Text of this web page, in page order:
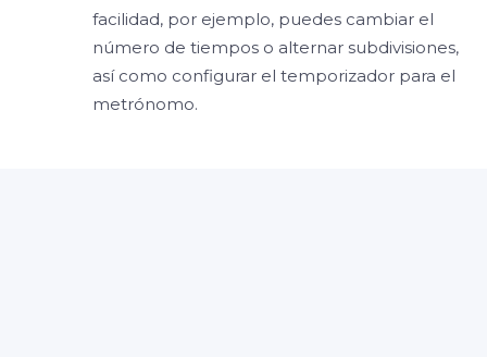
facilidad, por ejemplo, puedes cambiar el
número de tiempos o alternar subdivisiones,
así como configurar el temporizador para el
metrónomo.